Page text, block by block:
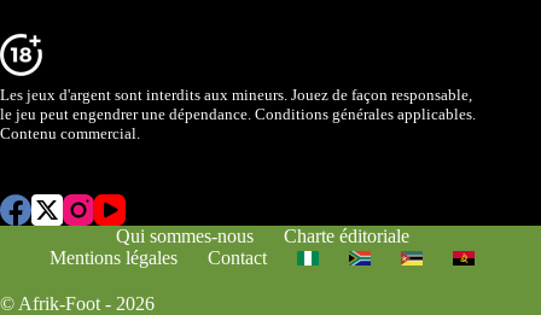
Les jeux d'argent sont interdits aux mineurs. Jouez de façon responsable,
le jeu peut engendrer une dépendance. Conditions générales applicables.
Contenu commercial.
Qui sommes-nous
Charte éditoriale
Mentions légales
Contact
© Afrik-Foot - 2026